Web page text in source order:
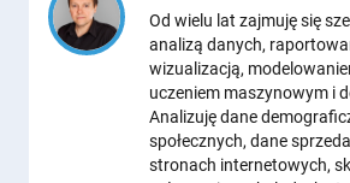
Od wielu lat zajmuję się
analizą danych,
wizualizacją,
uczeniem maszynowym i
Analizuję dane
społecznych, dane
stronach internetowych,